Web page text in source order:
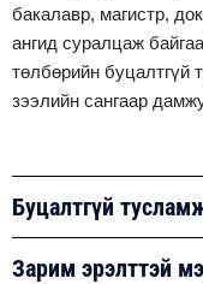
бакалавр, магистр,
ангид суралцаж
төлбөрийн буцалтгүй
зээлийн сангаар
Буцалтгүй
Зарим эрэлттэй